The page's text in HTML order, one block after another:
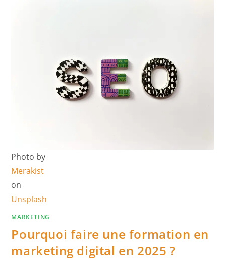
Photo by
Merakist
on
Unsplash
MARKETING
Pourquoi faire une formation en
marketing digital en 2025 ?